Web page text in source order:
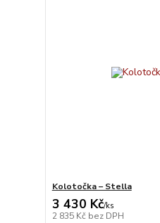
Kolotočka – Stella
3 430 Kč/ks
2 835 Kč bez DPH